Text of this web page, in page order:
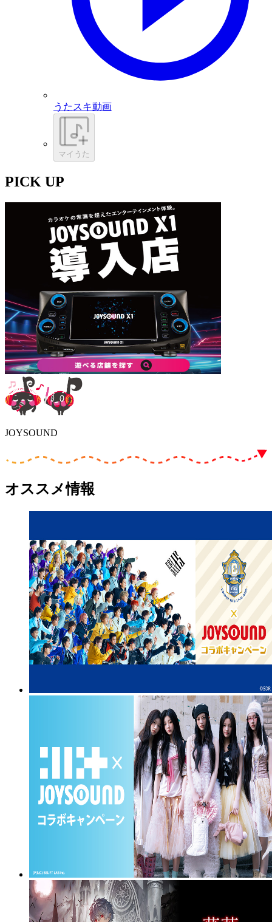
うたスキ動画
マイうた
PICK UP
JOYSOUND
オススメ情報